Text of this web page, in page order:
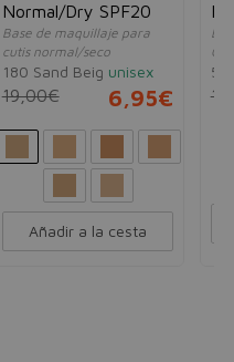
Normal/Dry SPF20
Base de maquillaje para
cutis normal/seco
180 Sand Beig unisex
19,00€ 6,95€
Añadir a la cesta
54